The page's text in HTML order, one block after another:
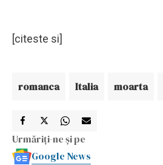
[citeste si]
romanca Italia moarta
Urmăriți-ne și pe
Google News